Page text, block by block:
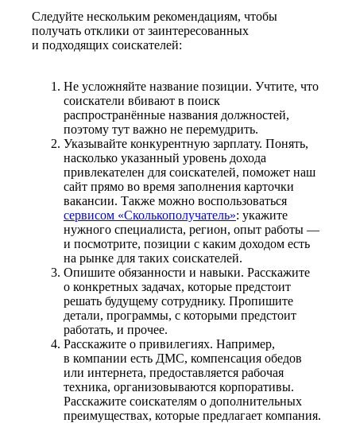
Следуйте нескольким рекомендациям, чтобы
получать отклики от заинтересованных
и подходящих соискателей:
Не усложняйте название позиции. Учтите, что
соискатели вбивают в поиск
распространённые названия должностей,
поэтому тут важно не перемудрить.
Указывайте конкурентную зарплату. Понять,
насколько указанный уровень дохода
привлекателен для соискателей, поможет наш
сайт прямо во время заполнения карточки
вакансии. Также можно воспользоваться
сервисом «Сколькополучатель»: укажите
нужного специалиста, регион, опыт работы —
и посмотрите, позиции с каким доходом есть
на рынке для таких соискателей.
Опишите обязанности и навыки. Расскажите
о конкретных задачах, которые предстоит
решать будущему сотруднику. Пропишите
детали, программы, с которыми предстоит
работать, и прочее.
Расскажите о привилегиях. Например,
в компании есть ДМС, компенсация обедов
или интернета, предоставляется рабочая
техника, организовываются корпоративы.
Расскажите соискателям о дополнительных
преимуществах, которые предлагает компания.